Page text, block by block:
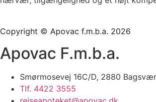
Copyright © Apovac f.m.b.a. 2026
Apovac F.m.b.a.
Smørmosevej 16C/D, 2880
Tlf. 4422 3555